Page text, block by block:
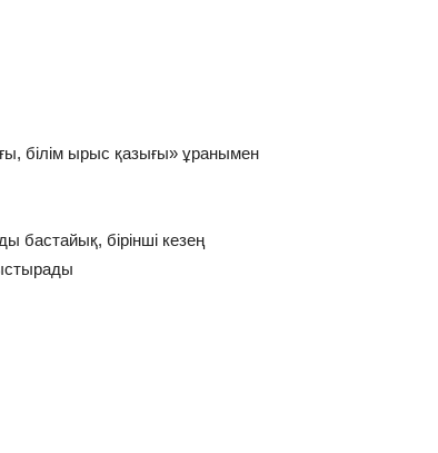
білім ырыс қазығы» ұранымен
бірінші кезең